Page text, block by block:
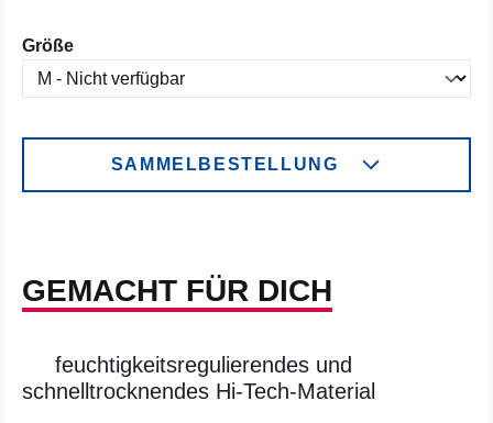
Größeauswählen
SAMMELBESTELLUNG
GEMACHT FÜR DICH
feuchtigkeitsregulierendes und
schnelltrocknendes Hi-Tech-Material